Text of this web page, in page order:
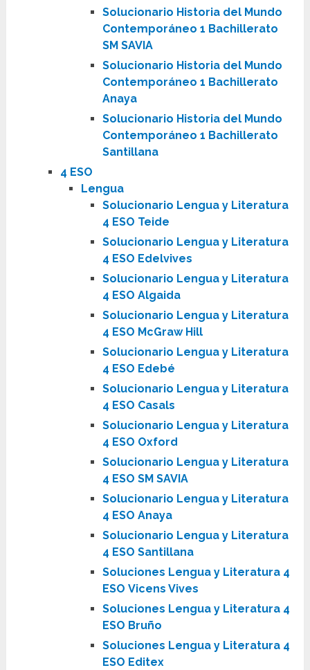
Solucionario Historia del Mundo
Contemporáneo 1 Bachillerato
SM SAVIA
Solucionario Historia del Mundo
Contemporáneo 1 Bachillerato
Anaya
Solucionario Historia del Mundo
Contemporáneo 1 Bachillerato
Santillana
4 ESO
Lengua
Solucionario Lengua y Literatura
4 ESO Teide
Solucionario Lengua y Literatura
4 ESO Edelvives
Solucionario Lengua y Literatura
4 ESO Algaida
Solucionario Lengua y Literatura
4 ESO McGraw Hill
Solucionario Lengua y Literatura
4 ESO Edebé
Solucionario Lengua y Literatura
4 ESO Casals
Solucionario Lengua y Literatura
4 ESO Oxford
Solucionario Lengua y Literatura
4 ESO SM SAVIA
Solucionario Lengua y Literatura
4 ESO Anaya
Solucionario Lengua y Literatura
4 ESO Santillana
Soluciones Lengua y Literatura 4
ESO Vicens Vives
Soluciones Lengua y Literatura 4
ESO Bruño
Soluciones Lengua y Literatura 4
ESO Editex